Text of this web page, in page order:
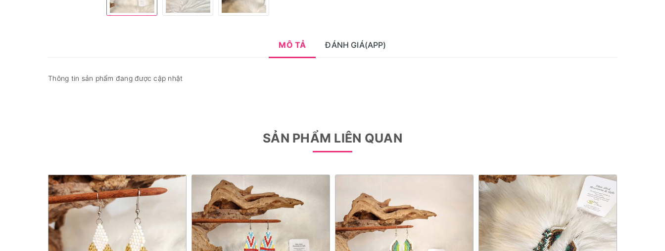
MÔ TẢ ĐÁNH GIÁ(APP)
Thông tin sản phẩm đang được cập nhật
SẢN PHẨM LIÊN QUAN